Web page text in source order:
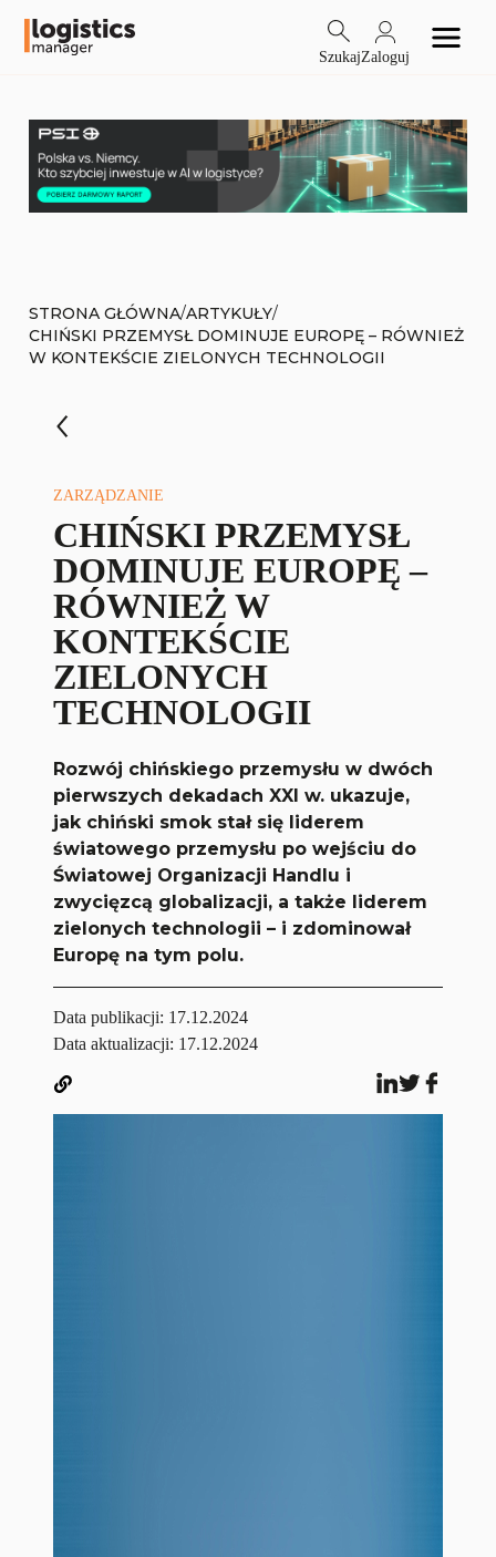
SzukajZaloguj
STRONA GŁÓWNA/ARTYKUŁY/
CHIŃSKI PRZEMYSŁ DOMINUJE EUROPĘ – RÓWNIEŻ
W KONTEKŚCIE ZIELONYCH TECHNOLOGII
ZARZĄDZANIE
CHIŃSKI PRZEMYSŁ
DOMINUJE EUROPĘ –
RÓWNIEŻ W
KONTEKŚCIE
ZIELONYCH
TECHNOLOGII
Rozwój chińskiego przemysłu w dwóch
pierwszych dekadach XXI w. ukazuje,
jak chiński smok stał się liderem
światowego przemysłu po wejściu do
Światowej Organizacji Handlu i
zwycięzcą globalizacji, a także liderem
zielonych technologii – i zdominował
Europę na tym polu.
Data publikacji: 17.12.2024
Data aktualizacji: 17.12.2024